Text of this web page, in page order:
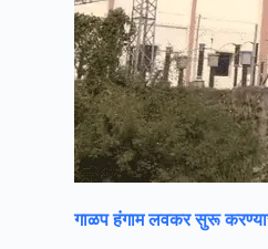
गाळप हंगाम लवकर सुरू